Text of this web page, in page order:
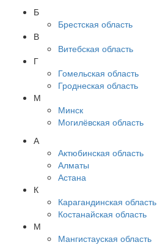
Б
Брестская область
В
Витебская область
Г
Гомельская область
Гроднеская область
М
Минск
Могилёвская область
А
Актюбинская область
Алматы
Астана
К
Карагандинская область
Костанайская область
М
Мангистауская область